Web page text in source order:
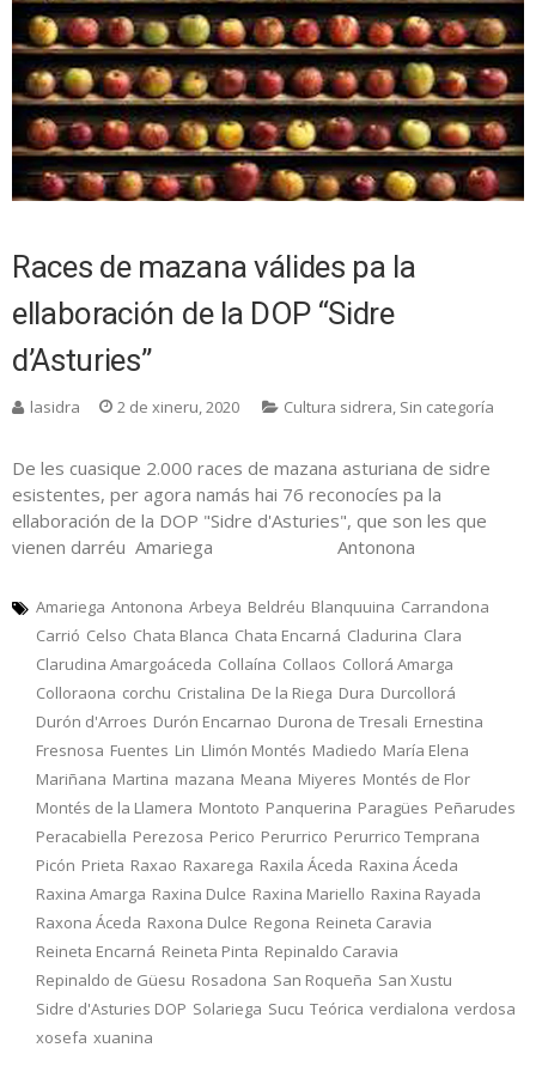
Races de mazana válides pa la
ellaboración de la DOP “Sidre
d’Asturies”
lasidra 2 de xineru, 2020 Cultura sidrera, Sin categoría
De les cuasique 2.000 races de mazana asturiana de sidre
esistentes, per agora namás hai 76 reconocíes pa la
ellaboración de la DOP "Sidre d'Asturies", que son les que
vienen darréu Amariega Antonona
Amariega Antonona Arbeya Beldréu Blanquuina Carrandona
Carrió Celso Chata Blanca Chata Encarná Cladurina Clara
Clarudina Amargoáceda Collaína Collaos Collorá Amarga
Colloraona corchu Cristalina De la Riega Dura Durcollorá
Durón d'Arroes Durón Encarnao Durona de Tresali Ernestina
Fresnosa Fuentes Lin Llimón Montés Madiedo María Elena
Mariñana Martina mazana Meana Miyeres Montés de Flor
Montés de la Llamera Montoto Panquerina Paragües Peñarudes
Peracabiella Perezosa Perico Perurrico Perurrico Temprana
Picón Prieta Raxao Raxarega Raxila Áceda Raxina Áceda
Raxina Amarga Raxina Dulce Raxina Mariello Raxina Rayada
Raxona Áceda Raxona Dulce Regona Reineta Caravia
Reineta Encarná Reineta Pinta Repinaldo Caravia
Repinaldo de Güesu Rosadona San Roqueña San Xustu
Sidre d'Asturies DOP Solariega Sucu Teórica verdialona verdosa
xosefa xuanina